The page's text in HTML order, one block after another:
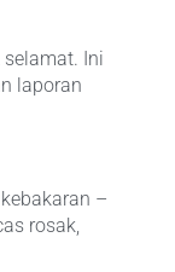
Ini
laporan
–
rosak,